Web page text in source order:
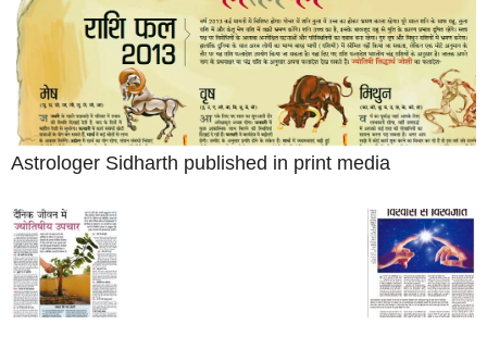
Astrologer Sidharth published in print media